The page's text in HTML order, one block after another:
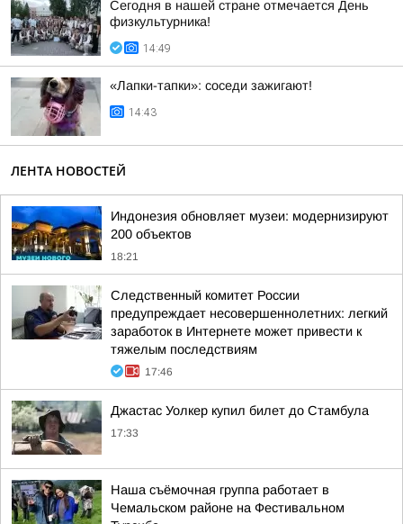
Сегодня в нашей стране отмечается День
физкультурника!
14:49
«Лапки-тапки»: соседи зажигают!
14:43
ЛЕНТА НОВОСТЕЙ
Индонезия обновляет музеи: модернизируют
200 объектов
18:21
Следственный комитет России
предупреждает несовершеннолетних: легкий
заработок в Интернете может привести к
тяжелым последствиям
17:46
Джастас Уолкер купил билет до Стамбула
17:33
Наша съёмочная группа работает в
Чемальском районе на Фестивальном